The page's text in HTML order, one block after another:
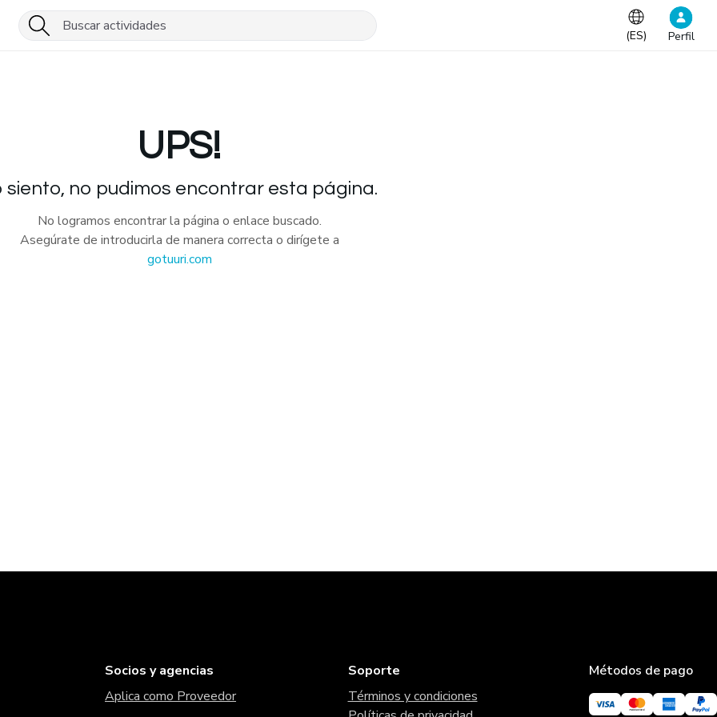
(ES) Perfil
UPS!
siento, no pudimos encontrar esta página.
No logramos encontrar la página o enlace buscado.
Asegúrate de introducirla de manera correcta o dirígete a
gotuuri.com
Socios y agencias
Aplica como Proveedor
Soporte
Términos y condiciones
Métodos de pago